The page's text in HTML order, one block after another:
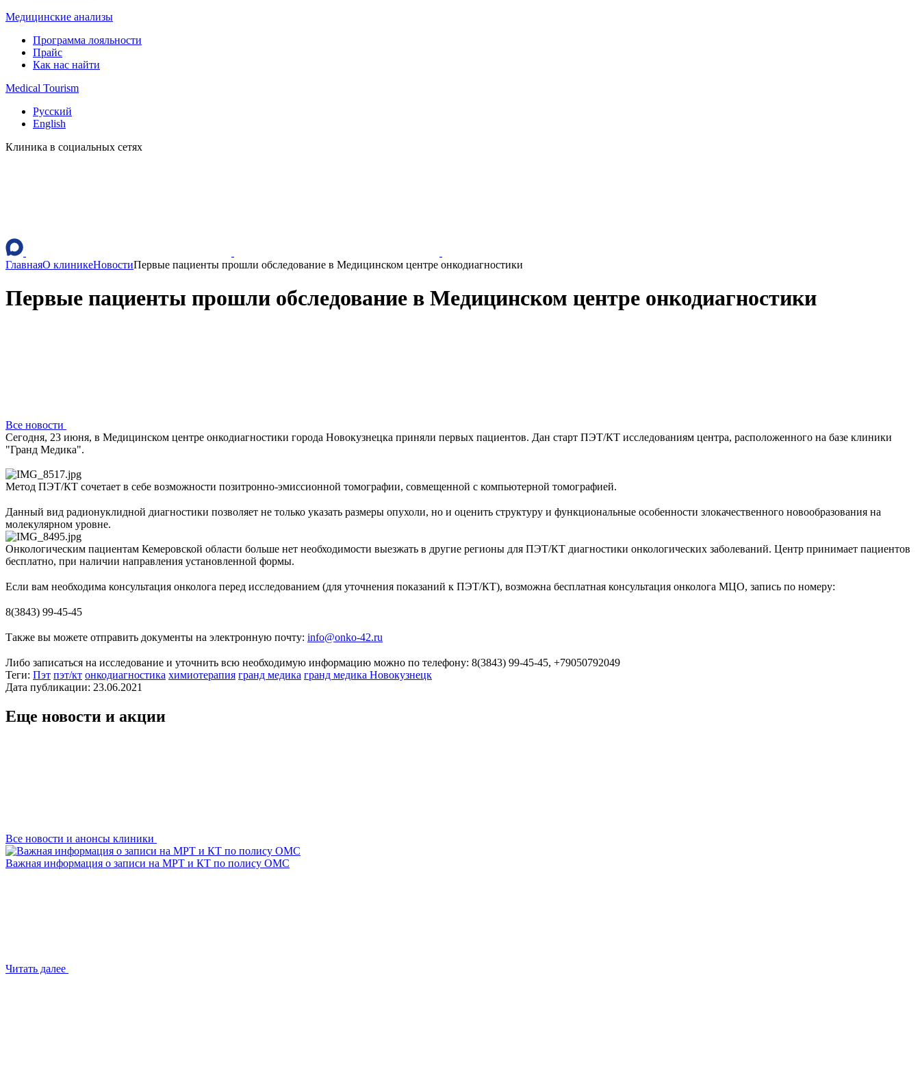
Медицинские анализы
Программа лояльности
Прайс
Как нас найти
Medical Tourism
Русский
English
Клиника в социальных сетях
ГлавнаяО клиникеНовостиПервые пациенты прошли обследование в Медицинском центре онкодиагностики
Первые пациенты прошли обследование в Медицинском центре онкодиагностики
Все новости
Сегодня, 23 июня, в Медицинском центре онкодиагностики города Новокузнецка приняли первых пациентов. Дан старт ПЭТ/КТ исследованиям центра, расположенного на базе клиники
"Гранд Медика".
Метод ПЭТ/КТ сочетает в себе возможности позитронно-эмиссионной томографии, совмещенной с компьютерной томографией.
Данный вид радионуклидной диагностики позволяет не только указать размеры опухоли, но и оценить структуру и функциональные особенности злокачественного новообразования на
молекулярном уровне.
Онкологическим пациентам Кемеровской области больше нет необходимости выезжать в другие регионы для ПЭТ/КТ диагностики онкологических заболеваний. Центр принимает пациентов
бесплатно, при наличии направления установленной формы.
Если вам необходима консультация онколога перед исследованием (для уточнения показаний к ПЭТ/КТ), возможна бесплатная консультация онколога МЦО, запись по номеру:
8(3843) 99-45-45
Также вы можете отправить документы на электронную почту: info@onko-42.ru
Либо записаться на исследование и уточнить всю необходимую информацию можно по телефону: 8(3843) 99-45-45, +79050792049
Теги: Пэт пэт/кт онкодиагностика химиотерапия гранд медика гранд медика Новокузнецк
Дата публикации: 23.06.2021
Еще новости и акции
Все новости и анонсы клиники
Важная информация о записи на МРТ и КТ по полису ОМС
Читать далее